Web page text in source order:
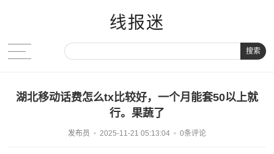
线报迷
搜索
湖北移动话费怎么tx比较好，一个月能套50以上就
行。果蔬了
发布员 2025-11-21 05:13:04 0条评论